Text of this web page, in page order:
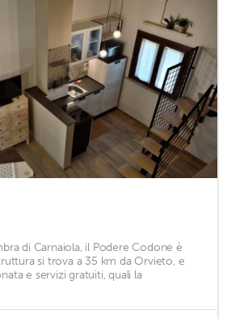
di Carnaiola, il Podere Codone è
si trova a 35 km da Orvieto, e
e servizi gratuiti, quali la